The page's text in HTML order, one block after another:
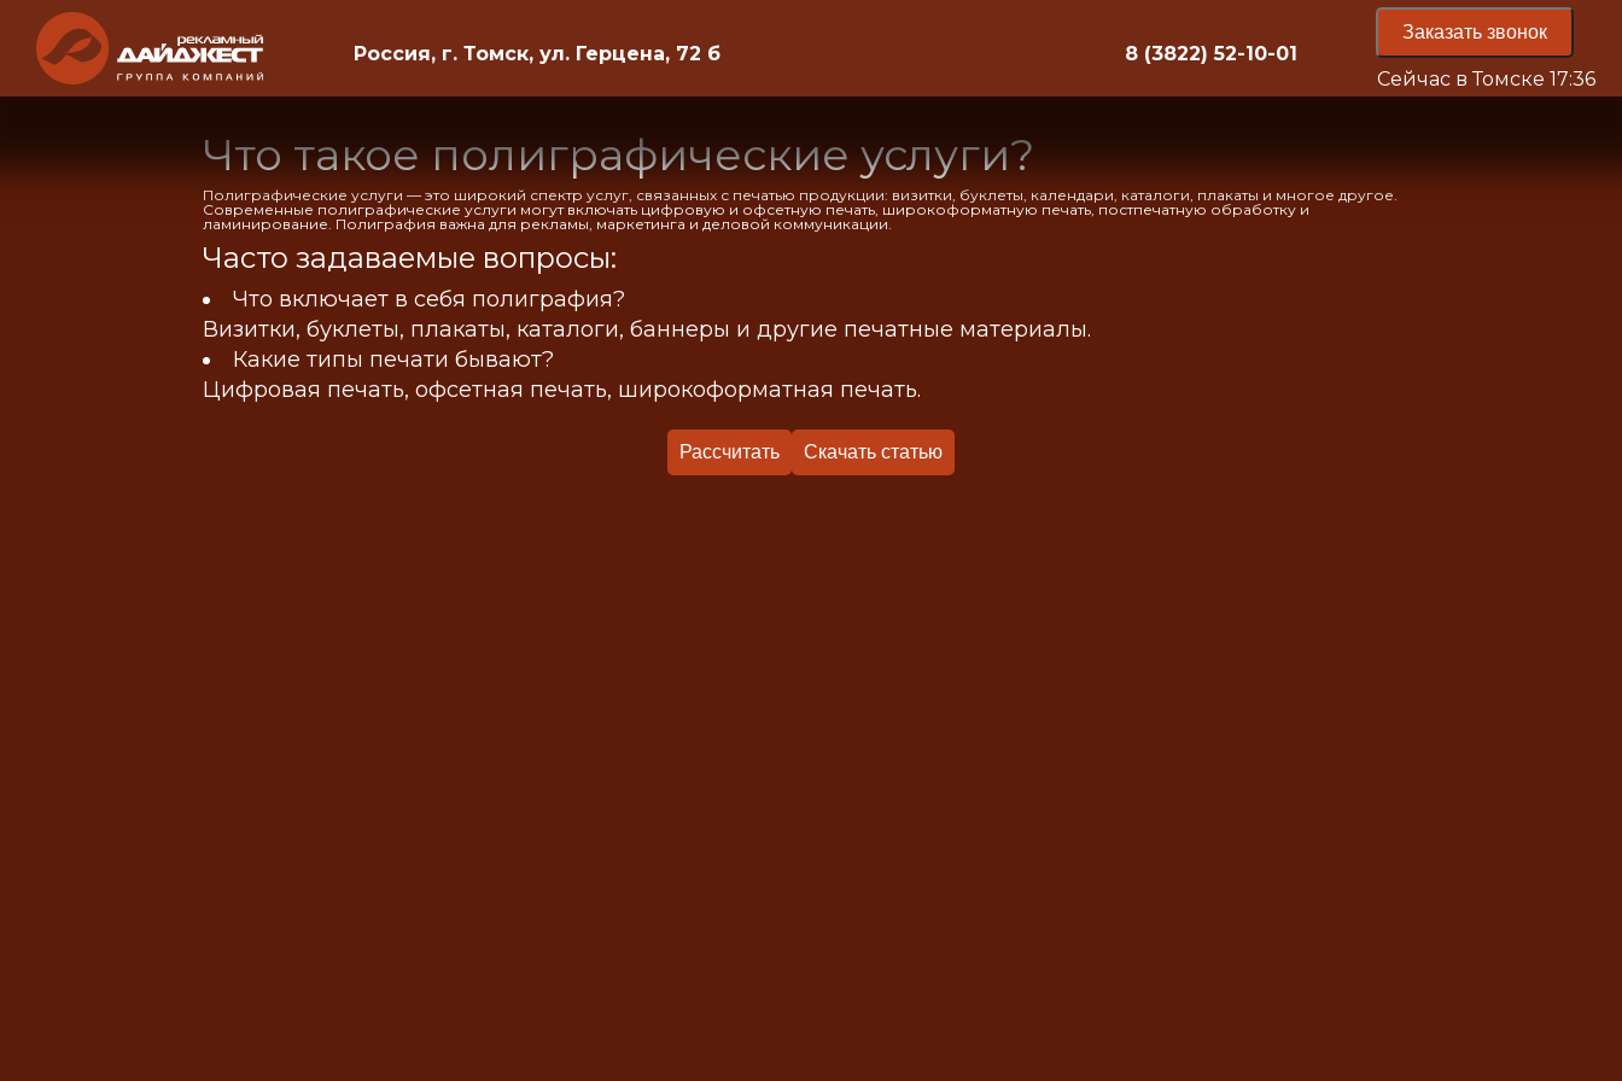
Россия, г. Томск, ул. Герцена, 72 б 8 (3822) 52-10-01
Заказать звонок
Сейчас в Томске 17:36
Что такое полиграфические услуги?
Полиграфические услуги — это широкий спектр услуг, связанных с печатью продукции: визитки, буклеты, календари, каталоги, плакаты и многое другое.
Современные полиграфические услуги могут включать цифровую и офсетную печать, широкоформатную печать, постпечатную обработку и
ламинирование. Полиграфия важна для рекламы, маркетинга и деловой коммуникации.
Часто задаваемые вопросы:
Что включает в себя полиграфия?
Визитки, буклеты, плакаты, каталоги, баннеры и другие печатные материалы.
Какие типы печати бывают?
Цифровая печать, офсетная печать, широкоформатная печать.
Рассчитать Скачать статью